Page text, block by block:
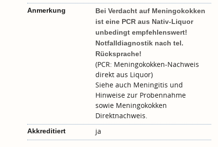
Anmerkung
Bei Verdacht auf Meningokokken
ist eine PCR aus Nativ-Liquor
unbedingt empfehlenswert!
Notfalldiagnostik nach tel.
Rücksprache!
(PCR: Meningokokken-Nachweis
direkt aus Liquor)
Siehe auch Meningitis und
Hinweise zur Probennahme
sowie Meningokokken
Direktnachweis.
Akkreditiert ja